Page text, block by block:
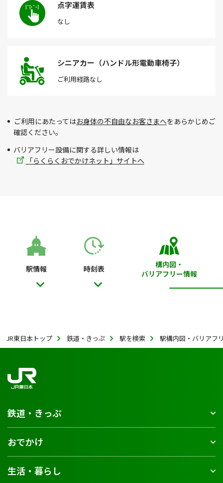
点字運賃表
なし
シニアカー（ハンドル形電動車椅子）
ご利用経路なし
ご利用にあたってはお身体の不自由なお客さまへをあらかじめご
確認ください。
バリアフリー設備に関する詳しい情報は
「らくらくおでかけネット」サイトへ
駅情報 時刻表
構内図・
バリアフリー情報
JR東日本トップ 鉄道・きっぷ 駅を検索 駅構内図・バリアフ
鉄道・きっぷ
おでかけ
生活・暮らし